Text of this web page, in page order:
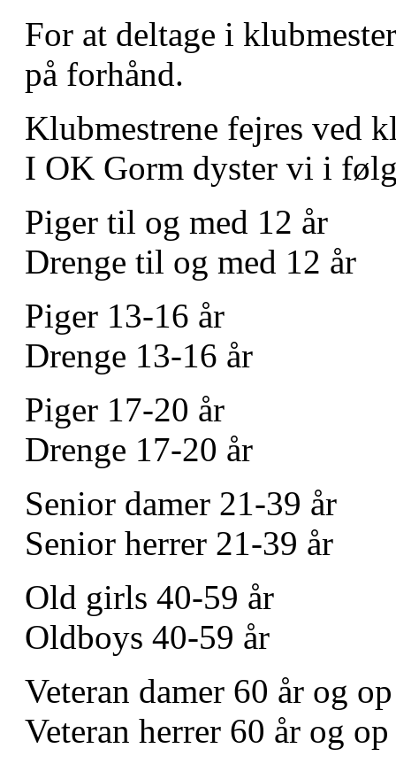
For at deltage i
på forhånd.
Klubmestrene fejres ved
I OK Gorm dyster vi i
Piger til og med 12 år​​
Drenge til og med 12 år​​
Piger 13-16 år​​​
Drenge 13-16 år ​​​
Piger 17-20 år​​
Drenge 17-20 år​​​
Senior damer 21-39 år ​​​
Senior herrer 21-39 år​​​
Old girls 40-59 år ​ ​​
Oldboys 40-59 år​​
Veteran damer 60 år og op​
Veteran herrer 60 år og op​